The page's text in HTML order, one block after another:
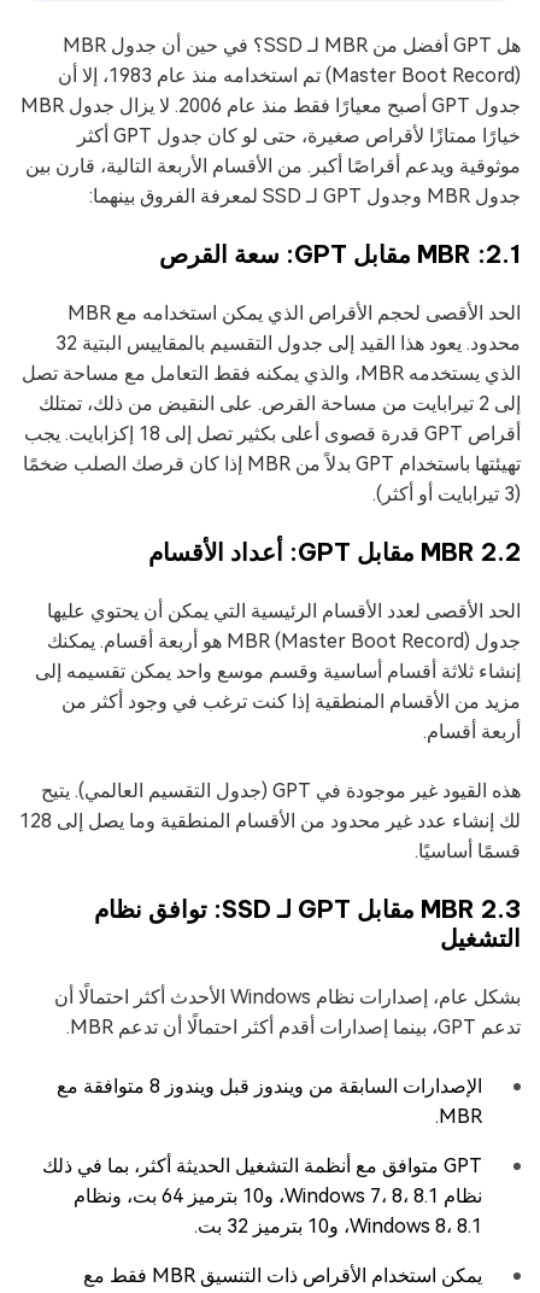
هل GPT أفضل من MBR لـ SSD؟ في حين أن جدول MBR
(Master Boot Record) تم استخدامه منذ عام 1983، إلا أن
جدول GPT أصبح معيارًا فقط منذ عام 2006. لا يزال جدول MBR
خيارًا ممتازًا لأقراص صغيرة، حتى لو كان جدول GPT أكثر
موثوقية ويدعم أقراصًا أكبر. من الأقسام الأربعة التالية، قارن بين
جدول MBR وجدول GPT لـ SSD لمعرفة الفروق بينهما:
2.1: MBR مقابل GPT: سعة القرص
الحد الأقصى لحجم الأقراص الذي يمكن استخدامه مع MBR
محدود. يعود هذا القيد إلى جدول التقسيم بالمقاييس البتية 32
الذي يستخدمه MBR، والذي يمكنه فقط التعامل مع مساحة تصل
إلى 2 تيرابايت من مساحة القرص. على النقيض من ذلك، تمتلك
أقراص GPT قدرة قصوى أعلى بكثير تصل إلى 18 إكزابايت. يجب
تهيئتها باستخدام GPT بدلاً من MBR إذا كان قرصك الصلب ضخمًا
(3 تيرابايت أو أكثر).
2.2 MBR مقابل GPT: أعداد الأقسام
الحد الأقصى لعدد الأقسام الرئيسية التي يمكن أن يحتوي عليها
جدول MBR (Master Boot Record) هو أربعة أقسام. يمكنك
إنشاء ثلاثة أقسام أساسية وقسم موسع واحد يمكن تقسيمه إلى
مزيد من الأقسام المنطقية إذا كنت ترغب في وجود أكثر من
أربعة أقسام.
هذه القيود غير موجودة في GPT (جدول التقسيم العالمي). يتيح
لك إنشاء عدد غير محدود من الأقسام المنطقية وما يصل إلى 128
قسمًا أساسيًا.
2.3 MBR مقابل GPT لـ SSD: توافق نظام
التشغيل
بشكل عام، إصدارات نظام Windows الأحدث أكثر احتمالًا أن
تدعم GPT، بينما إصدارات أقدم أكثر احتمالًا أن تدعم MBR.
الإصدارات السابقة من ويندوز قبل ويندوز 8 متوافقة مع
MBR.
GPT متوافق مع أنظمة التشغيل الحديثة أكثر، بما في ذلك
نظام Windows 7، 8، 8.1، و10 بترميز 64 بت، ونظام
Windows 8، 8.1، و10 بترميز 32 بت.
يمكن استخدام الأقراص ذات التنسيق MBR فقط مع